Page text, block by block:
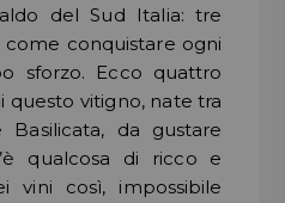
del Sud Italia: tre
conquistare ogni
sforzo. Ecco quattro
questo vitigno, nate tra
Basilicata, da gustare
qualcosa di ricco e
vini così, impossibile